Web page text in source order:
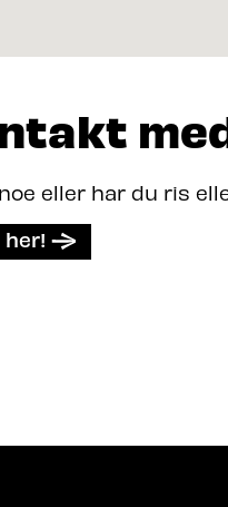
eller har du ris